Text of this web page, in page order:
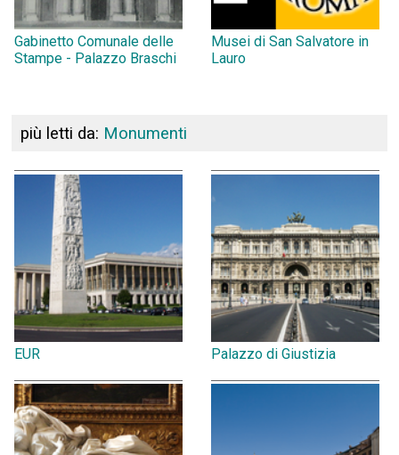
Gabinetto Comunale delle
Stampe - Palazzo Braschi
Musei di San Salvatore in
Lauro
più letti da: Monumenti
EUR Palazzo di Giustizia